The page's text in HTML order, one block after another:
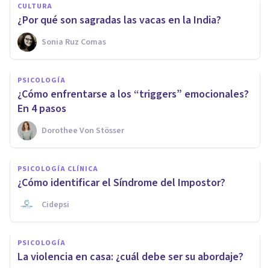
CULTURA
¿Por qué son sagradas las vacas en la India?
Sonia Ruz Comas
PSICOLOGÍA
¿Cómo enfrentarse a los “triggers” emocionales?
En 4 pasos
Dorothee Von Stösser
PSICOLOGÍA CLÍNICA
¿Cómo identificar el Síndrome del Impostor?
Cidepsi
PSICOLOGÍA
La violencia en casa: ¿cuál debe ser su abordaje?